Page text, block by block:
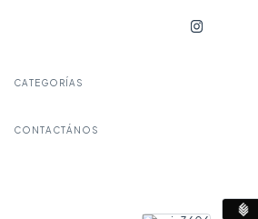
CATEGORÍAS
CONTACTÁNOS